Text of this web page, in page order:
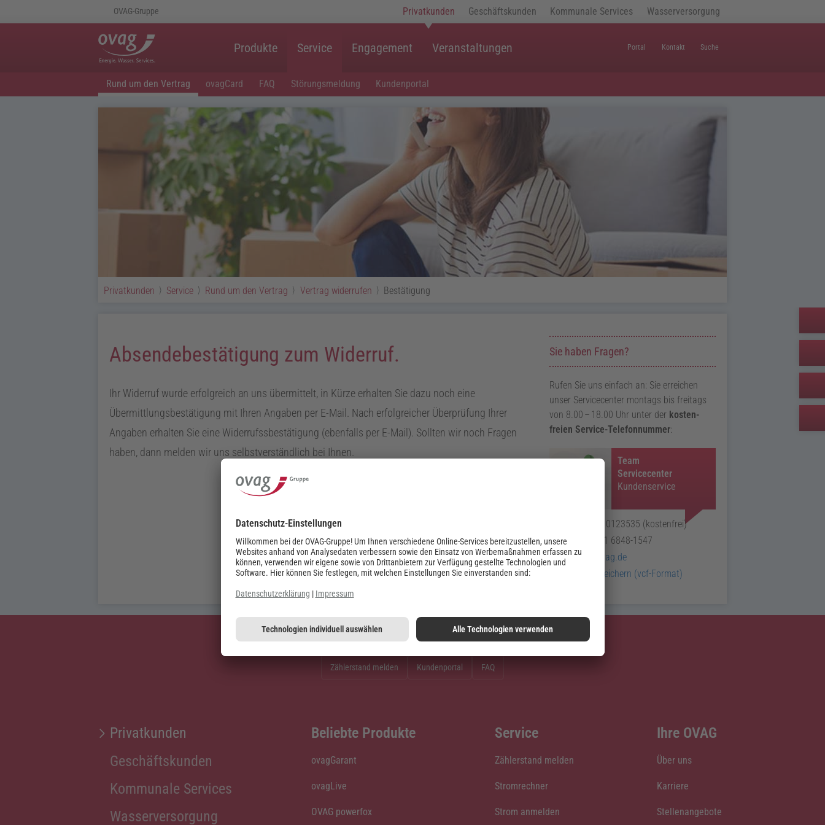
OVAG-Gruppe Privatkunden Geschäftskunden Kommunale Services Wasserversorgung
Produkte Service
Rund um den Vertrag ovagCard FAQ Störungsmeldung Kundenportal
Engagement Veranstaltungen Portal Kontakt Suche
Privatkunden Service Rund um den Vertrag Vertrag widerrufen Bestätigung
Absendebestätigung zum Widerruf.
Ihr Widerruf wurde erfolgreich an uns übermittelt, in Kürze erhalten Sie dazu noch eine
Übermittlungsbestätigung mit Ihren Angaben per E-Mail. Nach erfolgreicher Überprüfung Ihrer
Angaben erhalten Sie eine Widerrufssbestätigung (ebenfalls per E-Mail). Sollten wir noch Fragen
haben, dann melden wir uns selbstverständlich bei Ihnen.
Zusatzinformationen zur Seite Bestätigung
Sie haben Fragen?
Rufen Sie uns einfach an: Sie erreichen
unser Service­center montags bis freitags
von 8.00 – 18.00 Uhr unter der kosten­
freien Service-Telefon­nummer:
Team
Servicecenter
Kundenservice
0800 0123535 (kostenfrei)
Telefax:
06031 6848-1547
service@ovag.de
Kontakt speichern (vcf-Format)
Zählerstand melden Kundenportal FAQ
Privatkunden
Geschäftskunden
Kommunale Services
Wasserversorgung
Beliebte Produkte
ovagGarant
ovagLive
OVAG powerfox
Service
Zählerstand melden
Stromrechner
Strom anmelden
Ihre OVAG
Über uns
Karriere
Stellenangebote